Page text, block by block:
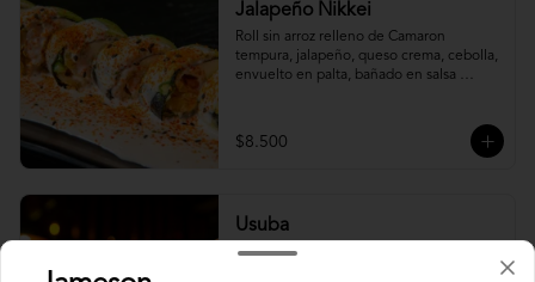
Jalapeño Nikkei
Roll sin arroz relleno de Camaron
tempura, jalapeño, queso crema, cebolla,
envuelto en palta, bañado en salsa
$8.500
Usuba
Roll relleno de salmón, camarón, queso